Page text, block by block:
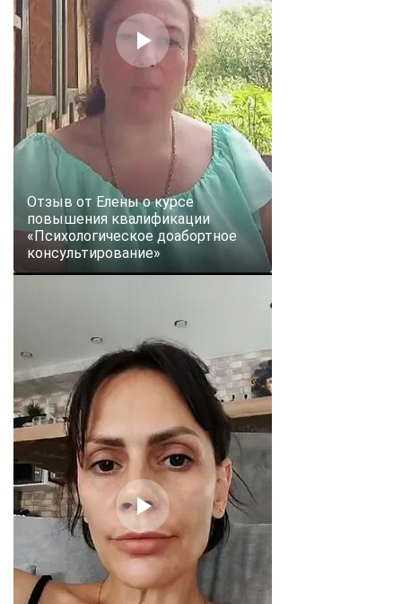
Отзыв от Елены о курсе
повышения квалификации
«Психологическое доабортное
консультирование»